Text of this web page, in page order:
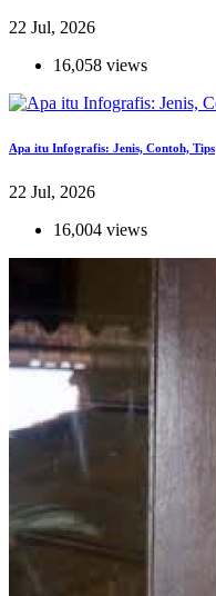
22 Jul, 2026
16,058 views
Apa itu Infografis: Jenis, Contoh, Tips
22 Jul, 2026
16,004 views